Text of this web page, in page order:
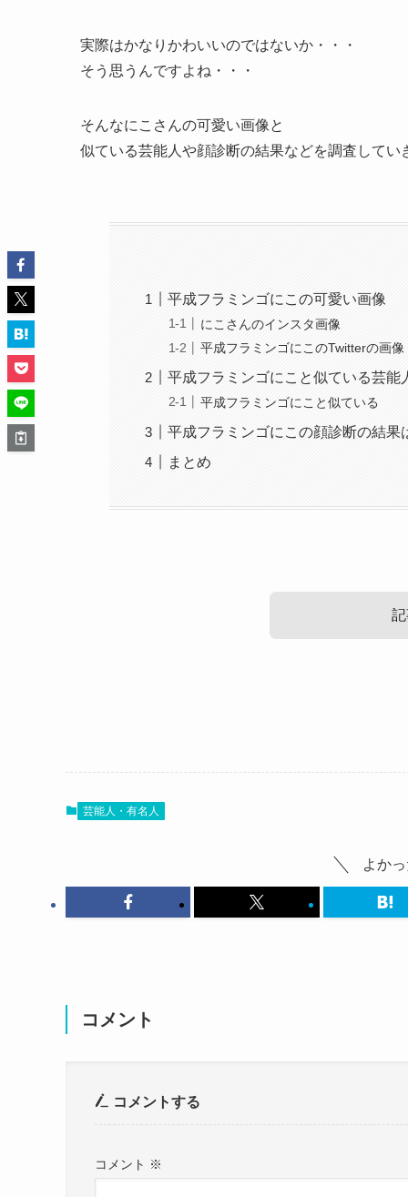
実際はかなりかわいいのではないか・・・
そう思うんですよね・・・
そんなにこさんの可愛い画像と
似ている芸能人や顔診断の結果などを調査してい
平成フラミンゴにこの可愛い画像
にこさんのインスタ画像
平成フラミンゴにこのTwitterの画像
平成フラミンゴにこと似ている芸能
平成フラミンゴにこと似ている
平成フラミンゴにこの顔診断の結果
まとめ
顔診断や骨格診断というのが流行っている模様で
人の骨や肉のつき方、顔のパーツの形などから、
その人に似合うアイテムや素材、テイストを知る
自分にとって『何が本当に似合うか分からない』
しかし骨格診断の結果は
一宮にこさん骨格ウェーブの外反母趾の巨
芸能人・有名人
よか
コメント
コメントする
コメント ※